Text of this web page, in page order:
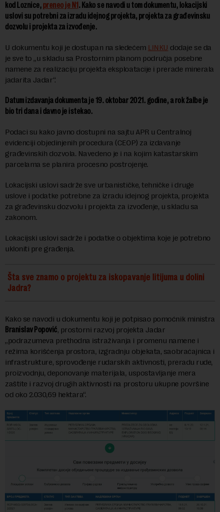
kod Loznice, preneo je N1 . Kako se navodi u tom dokumentu, lokacijski
uslovi su potrebni za izradu idejnog projekta, projekta za građevinsku
dozvolu i projekta za izvođenje.
U dokumentu koji je dostupan na sledećem LINKU dodaje se da
je sve to „u skladu sa Prostornim planom područja posebne
namene za realizaciju projekta eksploatacije i prerade minerala
jadarita Jadar“.
Datum izdavanja dokumenta je 19. oktobar 2021. godine, a rok žalbe je
bio tri dana i davno je istekao.
Podaci su kako javno dostupni na sajtu APR u Centralnoj
evidenciji objedinjenih procedura (CEOP) za izdavanje
građevinskih dozvola. Navedeno je i na kojim katastarskim
parcelama se planira procesno postrojenje.
Lokacijski uslovi sadrže sve urbanističke, tehničke i druge
uslove i podatke potrebne za izradu idejnog projekta, projekta
za građevinsku dozvolu i projekta za izvođenje, u skladu sa
zakonom.
Lokacijski uslovi sadrže i podatke o objektima koje je potrebno
ukloniti pre građenja.
Šta sve znamo o projektu za iskopavanje litijuma u dolini
Jadra?
Kako se navodi u dokumentu koji je potpisao pomoćnik ministra
Branislav Popović, prostorni razvoj projekta Jadar
„podrazumeva prethodna istraživanja i promenu namene i
režima korišćenja prostora, izgradnju objekata, saobraćajnica i
infrastrukture, sprovođenje rudarskih aktivnosti, preradu rude,
proizvodnju, deponovanje materijala, uspostavljanje mera
zaštite i razvoj drugih aktivnosti na prostoru ukupne površine
od oko 2.030,69 hektara“.